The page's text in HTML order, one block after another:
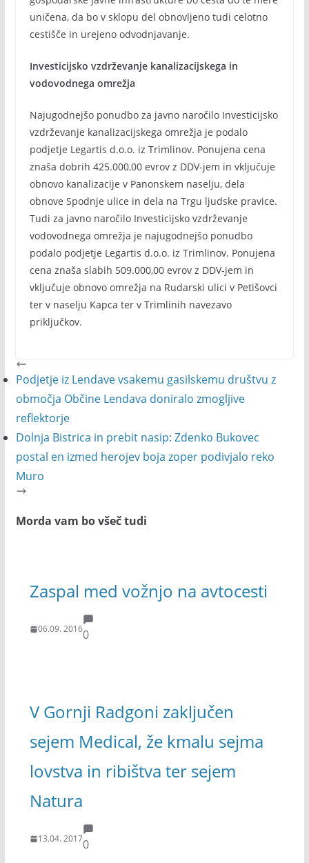
uničena, da bo v sklopu del obnovljeno tudi celotno
cestišče in urejeno odvodnjavanje.
Investicijsko vzdrževanje kanalizacijskega in
vodovodnega omrežja
Najugodnejšo ponudbo za javno naročilo Investicijsko
vzdrževanje kanalizacijskega omrežja je podalo
podjetje Legartis d.o.o. iz Trimlinov. Ponujena cena
znaša dobrih 425.000,00 evrov z DDV-jem in vključuje
obnovo kanalizacije v Panonskem naselju, dela
obnove Spodnje ulice in dela na Trgu ljudske pravice.
Tudi za javno naročilo Investicijsko vzdrževanje
vodovodnega omrežja je najugodnejšo ponudbo
podalo podjetje Legartis d.o.o. iz Trimlinov. Ponujena
cena znaša slabih 509.000,00 evrov z DDV-jem in
vključuje obnovo omrežja na Rudarski ulici v Petišovci
ter v naselju Kapca ter v Trimlinih navezavo
priključkov.
Podjetje iz Lendave vsakemu gasilskemu društvu z
območja Občine Lendava doniralo zmogljive
reflektorje
Dolnja Bistrica in prebit nasip: Zdenko Bukovec
postal en izmed herojev boja zoper podivjalo reko
Muro
Morda vam bo všeč tudi
Zaspal med vožnjo na avtocesti
06.09. 20160
V Gornji Radgoni zaključen
sejem Medical, že kmalu sejma
lovstva in ribištva ter sejem
Natura
13.04. 20170